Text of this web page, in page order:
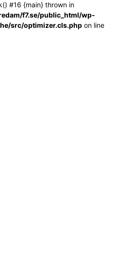
#16 {main} thrown in
f7.se/public_html/wp-
src/optimizer.cls.php on line